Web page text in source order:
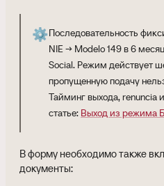
⚙️Последовательность
NIE → Modelo 149 в 6
Social. Режим действует
пропущенную подачу
Тайминг выхода, renuncia
статье: Выход из режима
В форму необходимо также
документы: